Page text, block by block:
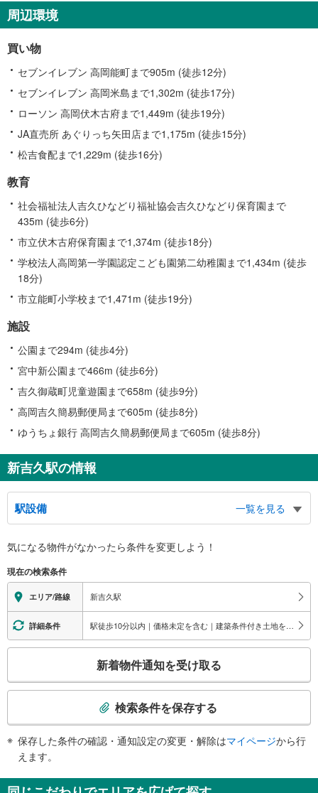
す
る
報
周辺環境
買い物
セブンイレブン 高岡能町まで905m (徒歩12分)
セブンイレブン 高岡米島まで1,302m (徒歩17分)
ローソン 高岡伏木古府まで1,449m (徒歩19分)
JA直売所 あぐりっち矢田店まで1,175m (徒歩15分)
松吉食配まで1,229m (徒歩16分)
教育
社会福祉法人吉久ひなどり福祉協会吉久ひなどり保育園まで
435m (徒歩6分)
市立伏木古府保育園まで1,374m (徒歩18分)
学校法人高岡第一学園認定こども園第二幼稚園まで1,434m (徒歩
18分)
市立能町小学校まで1,471m (徒歩19分)
施設
公園まで294m (徒歩4分)
宮中新公園まで466m (徒歩6分)
吉久御蔵町児童遊園まで658m (徒歩9分)
高岡吉久簡易郵便局まで605m (徒歩8分)
ゆうちょ銀行 高岡吉久簡易郵便局まで605m (徒歩8分)
新吉久駅の情報
駅設備
一覧を見る
※段差なしでの移動経路
地上⇔ホーム：×
気になる物件がなかったら条件を変更しよう！
現在の検索条件
エリア/路線 新吉久駅
詳細条件 駅徒歩10分以内｜価格未定を含む｜建築条件付き土地を含む
検
知
新着物件通知を受け取る
検索条件を保存する
保存した条件の確認・通知設定の変更・解除はマイページから行
えます。